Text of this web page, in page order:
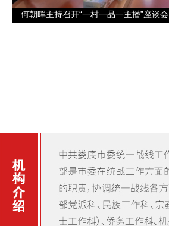
何朝晖主持召开“一村一品一主播”座谈会